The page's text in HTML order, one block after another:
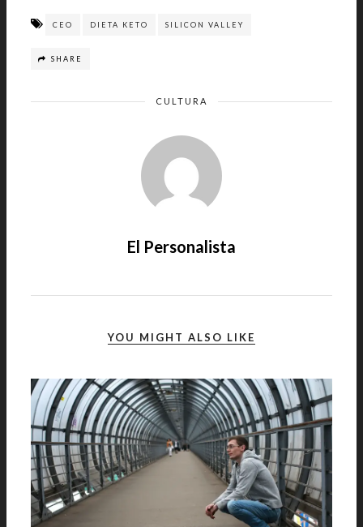
CEO DIETA KETO SILICON VALLEY
SHARE
CULTURA
El Personalista
YOU MIGHT ALSO LIKE